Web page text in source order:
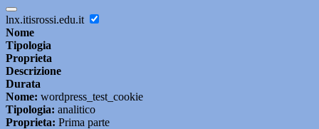
lnx.itisrossi.edu.it
Nome
Tipologia
Proprieta
Descrizione
Durata
Nome: wordpress_test_cookie
Tipologia: analitico
Proprieta: Prima parte